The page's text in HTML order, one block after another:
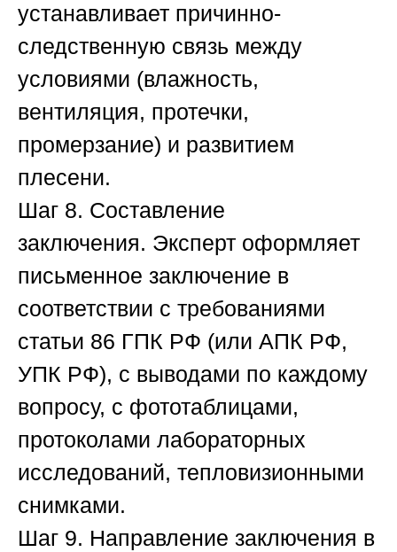
устанавливает причинно-
следственную связь между
условиями (влажность,
вентиляция, протечки,
промерзание) и развитием
плесени.
Шаг 8. Составление
заключения. Эксперт оформляет
письменное заключение в
соответствии с требованиями
статьи 86 ГПК РФ (или АПК РФ,
УПК РФ), с выводами по каждому
вопросу, с фототаблицами,
протоколами лабораторных
исследований, тепловизионными
снимками.
Шаг 9. Направление заключения в